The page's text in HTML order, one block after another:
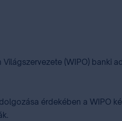
(WIPO) banki
érdekében a WIPO